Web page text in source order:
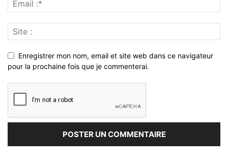
Enregistrer mon nom, email et site web dans ce navigateur
pour la prochaine fois que je commenterai.